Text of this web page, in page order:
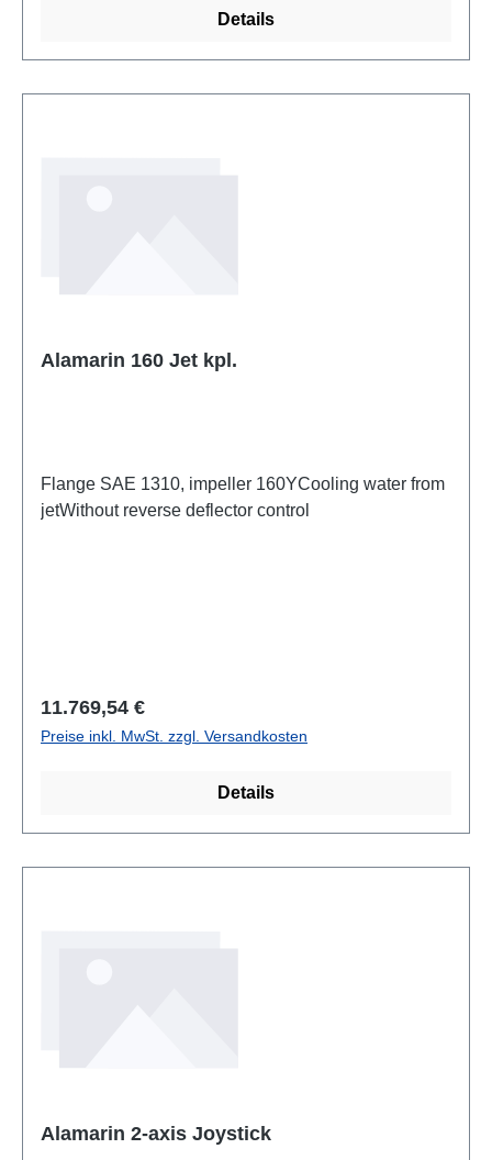
Details
Alamarin 160 Jet kpl.
Flange SAE 1310, impeller 160YCooling water from
jetWithout reverse deflector control
Regulärer Preis:
11.769,54 €
Preise inkl. MwSt. zzgl. Versandkosten
Details
Alamarin 2-axis Joystick